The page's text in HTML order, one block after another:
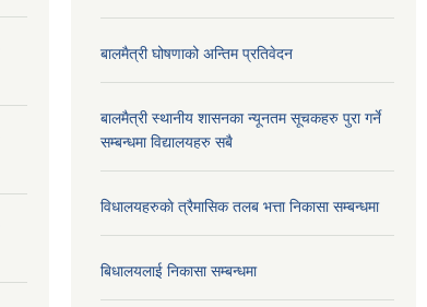
बालमैत्री घोषणाको अन्तिम प्रतिवेदन
बालमैत्री स्थानीय शासनका न्यूनतम सूचकहरु पुरा गर्ने
सम्बन्धमा विद्यालयहरु सबै
विधालयहरुकाे त्रैमासिक तलब भत्ता निकासा सम्बन्धमा
बिधालयलाई निकासा सम्बन्धमा